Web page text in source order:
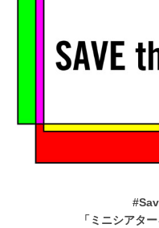
「ミニシアタ